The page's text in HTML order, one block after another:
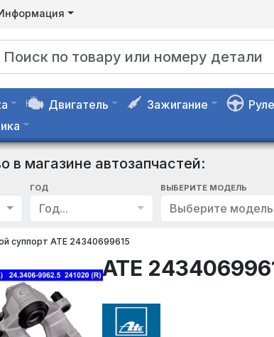
Двигатель Зажигание
в магазине автозапчастей:
ГОД
Год...
ВЫБЕРИТЕ МОДЕЛЬ
Выберите
суппорт ATE 24340699615
ATE